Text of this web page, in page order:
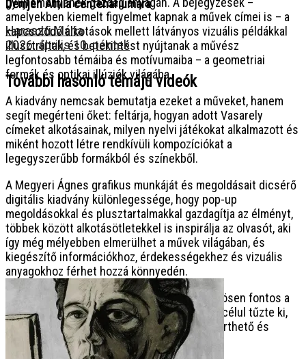
amelyekben kiemelt figyelmet kapnak a művek címei is – a
kapcsolódó alkotások mellett látványos vizuális példákkal
illusztráltak, és betekintést nyújtanak a művész
legfontosabb témáiba és motívumaiba – a geometriai
formák és optikai illúziók világába.
A kiadvány nemcsak bemutatja ezeket a műveket, hanem
segít megérteni őket: feltárja, hogyan adott Vasarely
címeket alkotásainak, milyen nyelvi játékokat alkalmazott és
miként hozott létre rendkívüli kompozíciókat a
legegyszerűbb formákból és színekből.
A Megyeri Ágnes grafikus munkáját és megoldásait dicsérő
digitális kiadvány különlegessége, hogy pop-up
megoldásokkal és plusztartalmakkal gazdagítja az élményt,
többek között alkotásötletekkel is inspirálja az olvasót, aki
így még mélyebben elmerülhet a művek világában, és
kiegészítő információkhoz, érdekességekhez és vizuális
anyagokhoz férhet hozzá könnyedén.
Ez a múzeumpedagógiai megközelítés különösen fontos a
Vasarely Múzeum Budapest számára, amely célul tűzte ki,
hogy Vasarely öröksége mindenki számára érthető és
átélhető legyen.
Demjén Attila centenáriumára
Haraszti Mária
2026. április 10. péntek
További hasonló témájú videók